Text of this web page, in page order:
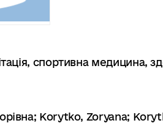
спортивна медицина,
Korytko, Zoryana;